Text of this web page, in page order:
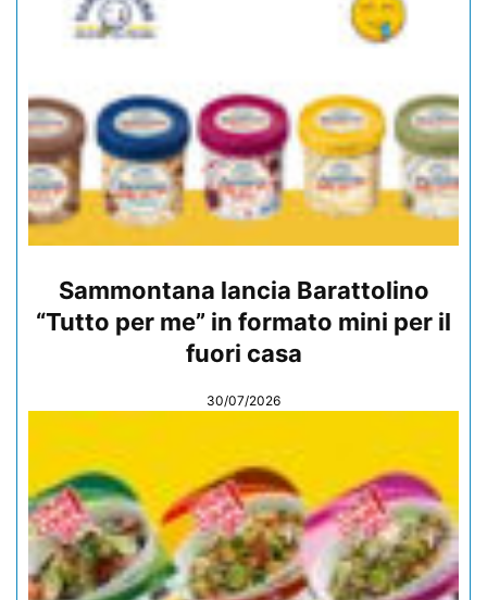
Sammontana lancia Barattolino
“Tutto per me” in formato mini per il
fuori casa
30/07/2026